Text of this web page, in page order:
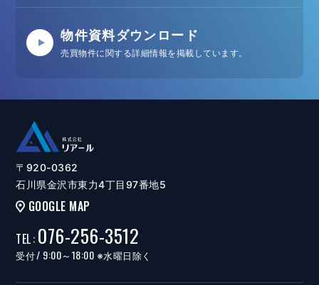
物件資料ダウンロード
売買物件に関する詳細情報を掲載しています。
〒920-0362
石川県金沢市東力4丁目97番地5
GOOGLE MAP
TEL: 076-256-3512
受付/ 9:00～18:00 ※水曜日除く